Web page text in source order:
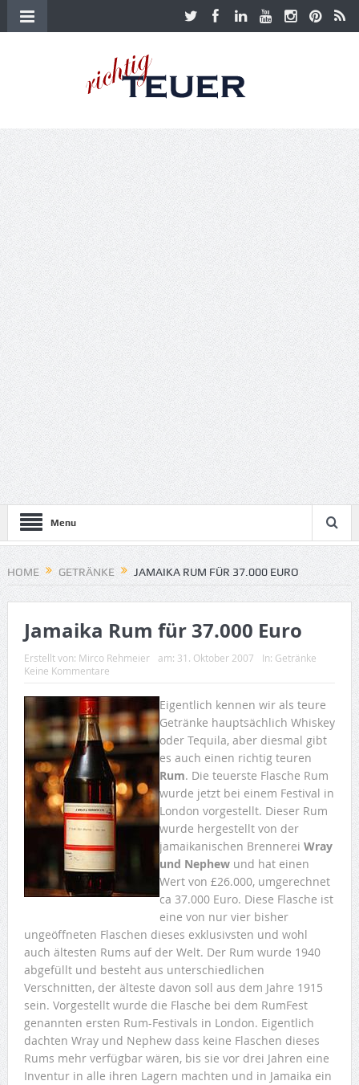
Menu
HOME GETRÄNKE JAMAIKA RUM FÜR 37.000 EURO
Jamaika Rum für 37.000 Euro
Erstellt von: Mirco Rehmeier am: 31. Oktober 2007 In: Getränke
Keine Kommentare
Eigentlich kennen wir als teure
Getränke hauptsächlich Whiskey
oder Tequila, aber diesmal gibt
es auch einen richtig teuren
Rum. Die teuerste Flasche Rum
wurde jetzt bei einem Festival in
London vorgestellt. Dieser Rum
wurde hergestellt von der
jamaikanischen Brennerei Wray
und Nephewund hat einen
Wert von £26.000, umgerechnet
ca 37.000 Euro. Diese Flasche ist
eine von nur vier bisher
ungeöffneten Flaschen dieses exklusivsten und wohl
auch ältesten Rums auf der Welt. Der Rum wurde 1940
abgefüllt und besteht aus unterschiedlichen
Verschnitten, der älteste davon soll aus dem Jahre 1915
sein. Vorgestellt wurde die Flasche bei dem RumFest
genannten ersten Rum-Festivals in London. Eigentlich
dachten Wray und Nephew dass keine Flaschen dieses
Rums mehr verfügbar wären, bis sie vor drei Jahren eine
Inventur in alle ihren Lagern machten und in Jamaika ein